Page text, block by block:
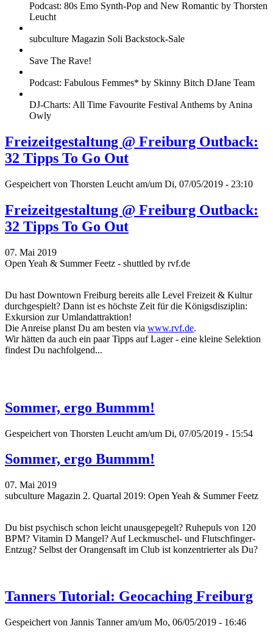
Podcast: 80s Emo Synth-Pop and New Romantic by Thorsten
Leucht
subculture Magazin Soli Backstock-Sale
Save The Rave!
Podcast: Fabulous Femmes* by Skinny Bitch DJane Team
DJ-Charts: All Time Favourite Festival Anthems by Anina
Owly
Freizeitgestaltung @ Freiburg Outback:
32 Tipps To Go Out
Gespeichert von Thorsten Leucht am/um Di, 07/05/2019 - 23:10
Freizeitgestaltung @ Freiburg Outback:
32 Tipps To Go Out
07. Mai 2019
Open Yeah & Summer Feetz - shuttled by rvf.de
Du hast Downtown Freiburg bereits alle Level Freizeit & Kultur
durchgespielt? Dann ist es höchste Zeit für die Königsdisziplin:
Exkursion zur Umlandattraktion!
Die Anreise planst Du am besten via www.rvf.de.
Wir hätten da auch ein paar Tipps auf Lager - eine kleine Selektion
findest Du nachfolgend...
Sommer, ergo Bummm!
Gespeichert von Thorsten Leucht am/um Di, 07/05/2019 - 15:54
Sommer, ergo Bummm!
07. Mai 2019
subculture Magazin 2. Quartal 2019: Open Yeah & Summer Feetz
Du bist psychisch schon leicht unausgepegelt? Ruhepuls von 120
BPM? Vitamin D Mangel? Auf Leckmuschel- und Flutschfinger-
Entzug? Selbst der Orangensaft im Club ist konzentrierter als Du?
Tanners Tutorial: Geocaching Freiburg
Gespeichert von Jannis Tanneram/um Mo, 06/05/2019 - 16:46